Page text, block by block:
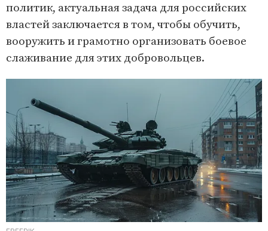
политик, актуальная задача для российских
властей заключается в том, чтобы обучить,
вооружить и грамотно организовать боевое
слаживание для этих добровольцев.